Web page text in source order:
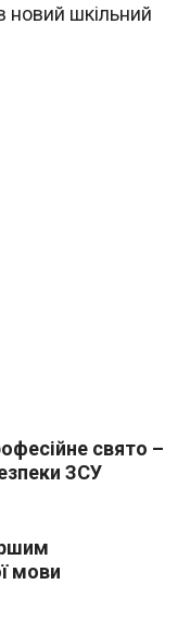
новий шкільний
свято –
ЗСУ
мови